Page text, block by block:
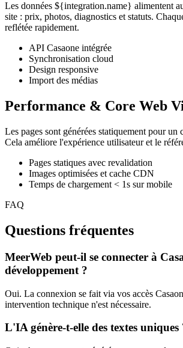
Les données ${integration.name} alimentent
site : prix, photos, diagnostics et statuts.
reflétée rapidement.
API Casaone intégrée
Synchronisation cloud
Design responsive
Import des médias
Performance & Core Web
Les pages sont générées statiquement pour un
Cela améliore l'expérience utilisateur et le
Pages statiques avec revalidation
Images optimisées et cache CDN
Temps de chargement < 1s sur mobile
FAQ
Questions fréquentes
MeerWeb peut-il se connecter à
développement ?
Oui. La connexion se fait via vos accès
intervention technique n'est nécessaire.
L'IA génère-t-elle des textes uniques